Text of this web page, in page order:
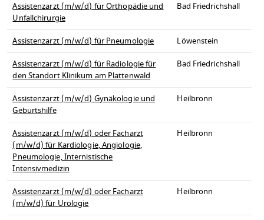
Assistenzarzt (m/w/d) für Orthopädie und
Unfallchirurgie
Bad Friedrichshall
Assistenzarzt (m/w/d) für Pneumologie
Löwenstein
Assistenzarzt (m/w/d) für Radiologie für
den Standort Klinikum am Plattenwald
Bad Friedrichshall
Assistenzarzt (m/w/d) Gynäkologie und
Geburtshilfe
Heilbronn
Assistenzarzt (m/w/d) oder Facharzt
(m/w/d) für Kardiologie, Angiologie,
Pneumologie, Internistische
Intensivmedizin
Heilbronn
Assistenzarzt (m/w/d) oder Facharzt
(m/w/d) für Urologie
Heilbronn